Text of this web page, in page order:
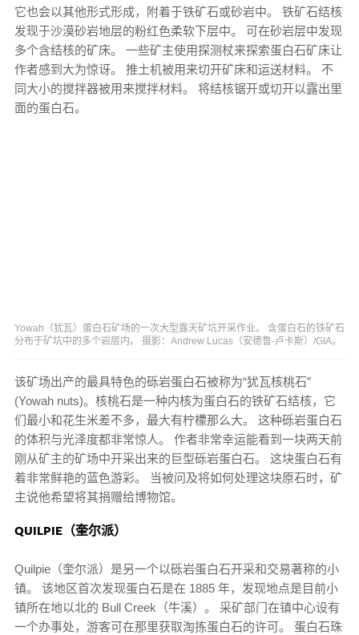
它也会以其他形式形成，附着于铁矿石或砂岩中。 铁矿石结核
发现于沙漠砂岩地层的粉红色柔软下层中。 可在砂岩层中发现
多个含结核的矿床。 一些矿主使用探测杖来探索蛋白石矿床让
作者感到大为惊讶。 推土机被用来切开矿床和运送材料。 不
同大小的搅拌器被用来搅拌材料。 将结核锯开或切开以露出里
面的蛋白石。
Yowah（犹瓦）蛋白石矿场的一次大型露天矿坑开采作业。 含蛋白石的铁矿石
分布于矿坑中的多个岩层内。 摄影：Andrew Lucas（安德鲁·卢卡斯）/GIA。
该矿场出产的最具特色的砾岩蛋白石被称为“犹瓦核桃石”
(Yowah nuts)。核桃石是一种内核为蛋白石的铁矿石结核，它
们最小和花生米差不多，最大有柠檬那么大。 这种砾岩蛋白石
的体积与光泽度都非常惊人。 作者非常幸运能看到一块两天前
刚从矿主的矿场中开采出来的巨型砾岩蛋白石。 这块蛋白石有
着非常鲜艳的蓝色游彩。 当被问及将如何处理这块原石时，矿
主说他希望将其捐赠给博物馆。
QUILPIE（奎尔派）
Quilpie（奎尔派）是另一个以砾岩蛋白石开采和交易著称的小
镇。 该地区首次发现蛋白石是在 1885 年，发现地点是目前小
镇所在地以北的 Bull Creek（牛溪）。 采矿部门在镇中心设有
一个办事处，游客可在那里获取淘拣蛋白石的许可。 蛋白石珠